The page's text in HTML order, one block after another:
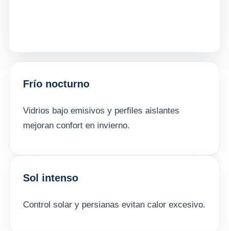
Frío nocturno
Vidrios bajo emisivos y perfiles aislantes
mejoran confort en invierno.
Sol intenso
Control solar y persianas evitan calor excesivo.